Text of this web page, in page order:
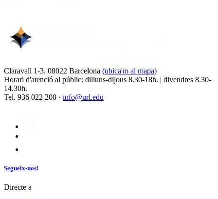
Claravall 1-3. 08022 Barcelona (ubica'm al mapa)
Horari d'atenció al públic: dilluns-dijous 8.30-18h. | divendres 8.30-
14.30h.
Tel. 936 022 200 · info@url.edu
Segueix-nos!
Directe a